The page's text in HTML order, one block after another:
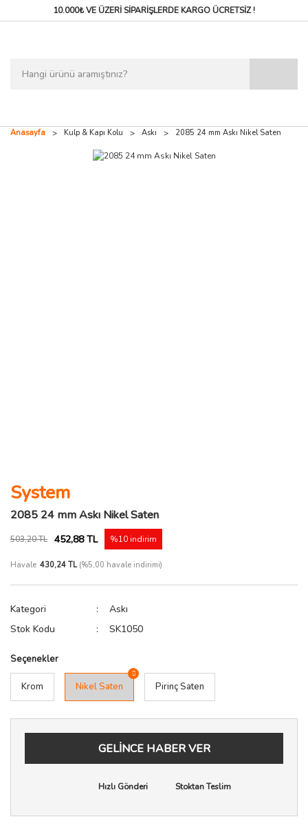
10.000₺ VE ÜZERİ SİPARİŞLERDEKARGO ÜCRETSİZ !
Anasayfa Kulp & Kapı Kolu Askı 2085 24 mm Askı Nikel Saten
System
2085 24 mm Askı Nikel Saten
503,20 TL 452,88 TL %10 indirim
Havale 430,24 TL(%5,00 havale indirimi)
Kategori
Askı
Stok Kodu
SK1050
Seçenekler
Krom Nikel Saten Pirinç Saten
GELİNCE HABER VER
Hızlı Gönderi Stoktan Teslim